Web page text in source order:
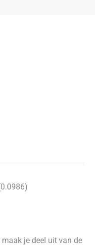
je deel uit van de